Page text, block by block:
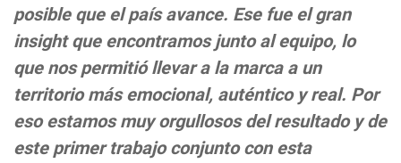
posible que el país avance. Ese fue el gran
insight que encontramos junto al equipo, lo
que nos permitió llevar a la marca a un
territorio más emocional, auténtico y real. Por
eso estamos muy orgullosos del resultado y de
este primer trabajo conjunto con esta